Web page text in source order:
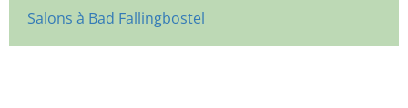
Salons à Bad Fallingbostel